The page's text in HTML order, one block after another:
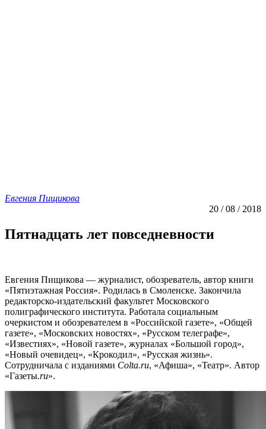
Евгения Пищикова
20 / 08 / 2018
Пятнадцать лет повседневности
Евгения Пищикова — журналист, обозреватель, автор книги
«Пятиэтажная Россия». Родилась в Смоленске. Закончила
редакторско-издательский факультет Московского
полиграфического института. Работала социальным
очеркистом и обозревателем в «Российской газете», «Общей
газете», «Московских новостях», «Русском телеграфе»,
«Известиях», «Новой газете», журналах «Большой город»,
«Новый очевидец», «Крокодил», «Русская жизнь».
Сотрудничала с изданиями Colta.ru, «Афиша», «Театр». Автор
«Газеты.ru».